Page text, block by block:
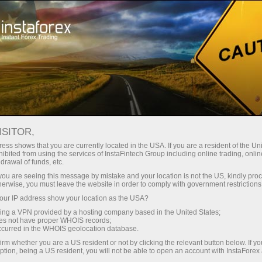
З InstaForex ви отримуєте доступ
можливостей: кредитне плече до
1:5000, одні з найкращих
спредів та комісій на ринку, а
також привабливі умови для
торгівлі акціями та індексами
Мінімальні спреди - максимум
Бонус 30% на кожен депозит
Швидкість
у трейдингу і на трасі
shows that you are currently located in the USA. If you are a resident of the
from using the services of InstaFintech Group including online trading,
of funds, etc.
are seeing this message by mistake and your location is not the US, kindly
you must leave the website in order to comply with government
IP address show your location as the USA?
a VPN provided by a hosting company based in the United States;
not have proper WHOIS records;
in the WHOIS geolocation database.
whether you are a US resident or not by clicking the relevant button below. If
being a US resident, you will not be able to open an account with InstaForex